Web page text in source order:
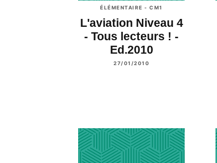
ÉLÉMENTAIRE - CM1
L'aviation Niveau 4
- Tous lecteurs ! -
Ed.2010
27/01/2010